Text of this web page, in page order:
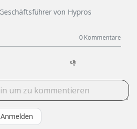
von Hypros
0 Kommentare
👎
Anmelden